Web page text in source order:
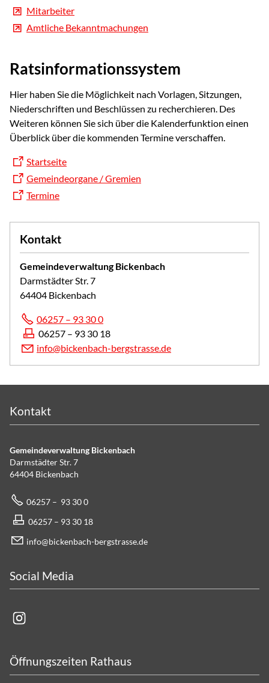
Mitarbeiter
Amtliche Bekanntmachungen
Ratsinformationssystem
Hier haben Sie die Möglichkeit nach Vorlagen, Sitzungen,
Niederschriften und Beschlüssen zu recherchieren. Des
Weiteren können Sie sich über die Kalenderfunktion einen
Überblick über die kommenden Termine verschaffen.
Startseite
Gemeindeorgane / Gremien
Termine
Kontakt
Gemeindeverwaltung Bickenbach
Darmstädter Str. 7
64404 Bickenbach
06257 – 93 30 0
06257 – 93 30 18
info@bickenbach-bergstrasse.de
Kontakt
Gemeindeverwaltung Bickenbach
Darmstädter Str. 7
64404 Bickenbach
06257 – 93 30 0
06257 – 93 30 18
info@bickenbach-bergstrasse.de
Social Media
Öffnungszeiten Rathaus